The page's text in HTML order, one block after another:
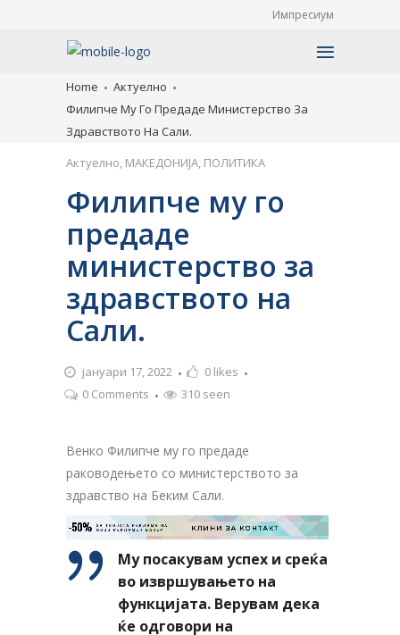
Импресиум
Home
Актуелно
Филипче Му Го Предаде Министерство За
Здравството На Сали.
Актуелно, МАКЕДОНИЈА, ПОЛИТИКА
Филипче му го
предаде
министерство за
здравството на
Сали.
јануари 17, 2022 0 likes
0 Comments
310 seen
Венко Филипче му го предаде
раководењето со министерството за
здравство на Беким Сали.
-50% ЗА ТВОЈАТА РЕКЛАМА НА
ОВОЈ РЕКЛАМЕН БАНЕР КЛИНИ ЗА КОНТАКТ
Му посакувам успех и среќа
во извршувањето на
функцијата. Верувам дека
ќе одговори на